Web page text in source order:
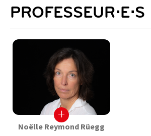
PROFESSEUR⋅E⋅S
+
Noëlle Reymond Rüegg